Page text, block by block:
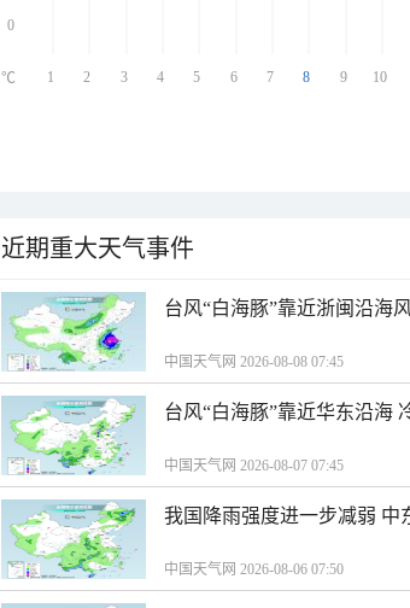
0
1 2 3 4 5 6 7 8 9 10
℃
近期重大天气事件
台风“白海豚”靠近浙闽沿海
中国天气网 2026-08-08 07:45
台风“白海豚”靠近华东沿海
中国天气网 2026-08-07 07:45
我国降雨强度进一步减弱
中国天气网 2026-08-06 07:50